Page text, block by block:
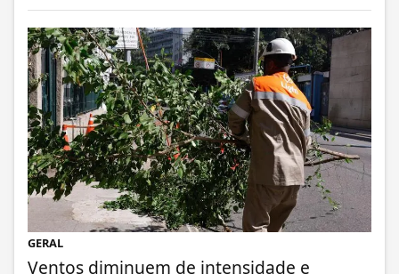
GERAL
Ventos diminuem de intensidade e